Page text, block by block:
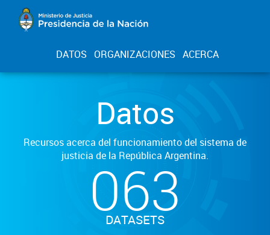
DATOS ORGANIZACIONES ACERCA
Datos
Recursos acerca del funcionamiento del sistema de
justicia de la República Argentina.
063
DATASETS